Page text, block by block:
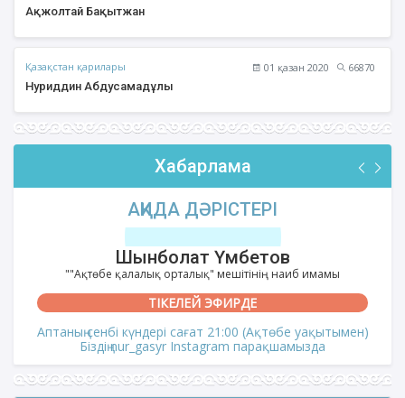
Ақжолтай Бақытжан
Қазақстан қарилары 01 қазан 2020
66870
Нуриддин Абдусамадұлы
Хабарлама
АҚИДА ДӘРІСТЕРІ
Шынболат Үмбетов
""Ақтөбе қалалық орталық" мешітінің наиб имамы
ТІКЕЛЕЙ ЭФИРДЕ
Аптаның сенбі күндері сағат 21:00 (Ақтөбе уақытымен)
Біздің nur_gasyr Instagram парақшамызда